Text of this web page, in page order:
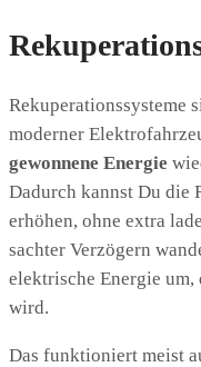
Rekuperationssysteme
moderner
gewonnene Energie
Dadurch kannst Du die
erhöhen, ohne extra
sachter Verzögern
elektrische Energie
wird.
Das funktioniert meist